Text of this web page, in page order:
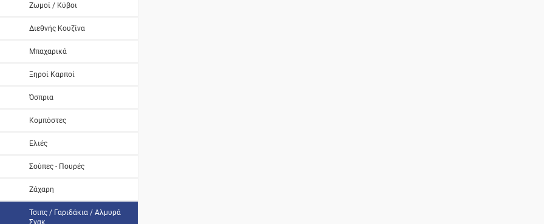
Ζωμοί / Κύβοι
Διεθνής Κουζίνα
Μπαχαρικά
Ξηροί Καρποί
Όσπρια
Κομπόστες
Ελιές
Σούπες - Πουρές
Ζάχαρη
Τσιπς / Γαριδάκια / Αλμυρά
Σνακ